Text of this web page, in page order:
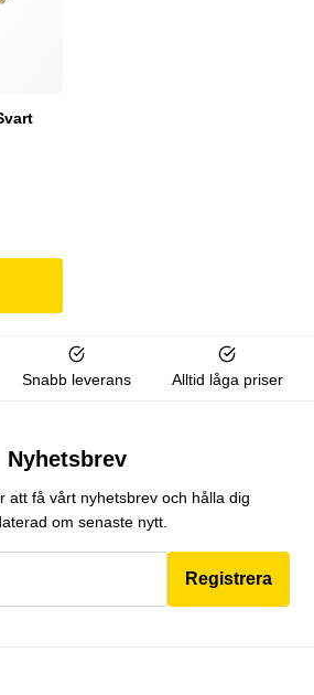
Snabb leverans Alltid låga priser
Nyhetsbrev
att få vårt nyhetsbrev och hålla dig
om senaste nytt.
Registrera